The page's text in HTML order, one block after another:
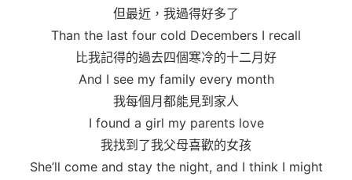
但最近，我過得好多了
Than the last four cold Decembers I recall
比我記得的過去四個寒冷的十二月好
And I see my family every month
我每個月都能見到家人
I found a girl my parents love
我找到了我父母喜歡的女孩
She’ll come and stay the night, and I think I might